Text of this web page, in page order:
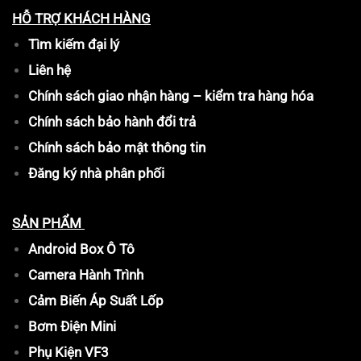
HỖ TRỢ KHÁCH HÀNG
Tìm kiếm đại lý
Liên hệ
Chính sách giao nhận hàng – kiểm tra hàng hóa
Chính sách bảo hành đổi trả
Chính sách bảo mật thông tin
Đăng ký nhà phân phối
SẢN PHẨM
Android Box Ô Tô
Camera Hành Trình
Cảm Biến Áp Suất Lốp
Bơm Điện Mini
Phụ Kiện VF3